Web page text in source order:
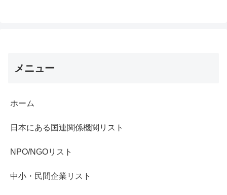
メニュー
ホーム
日本にある国連関係機関リスト
NPO/NGOリスト
中小・民間企業リスト